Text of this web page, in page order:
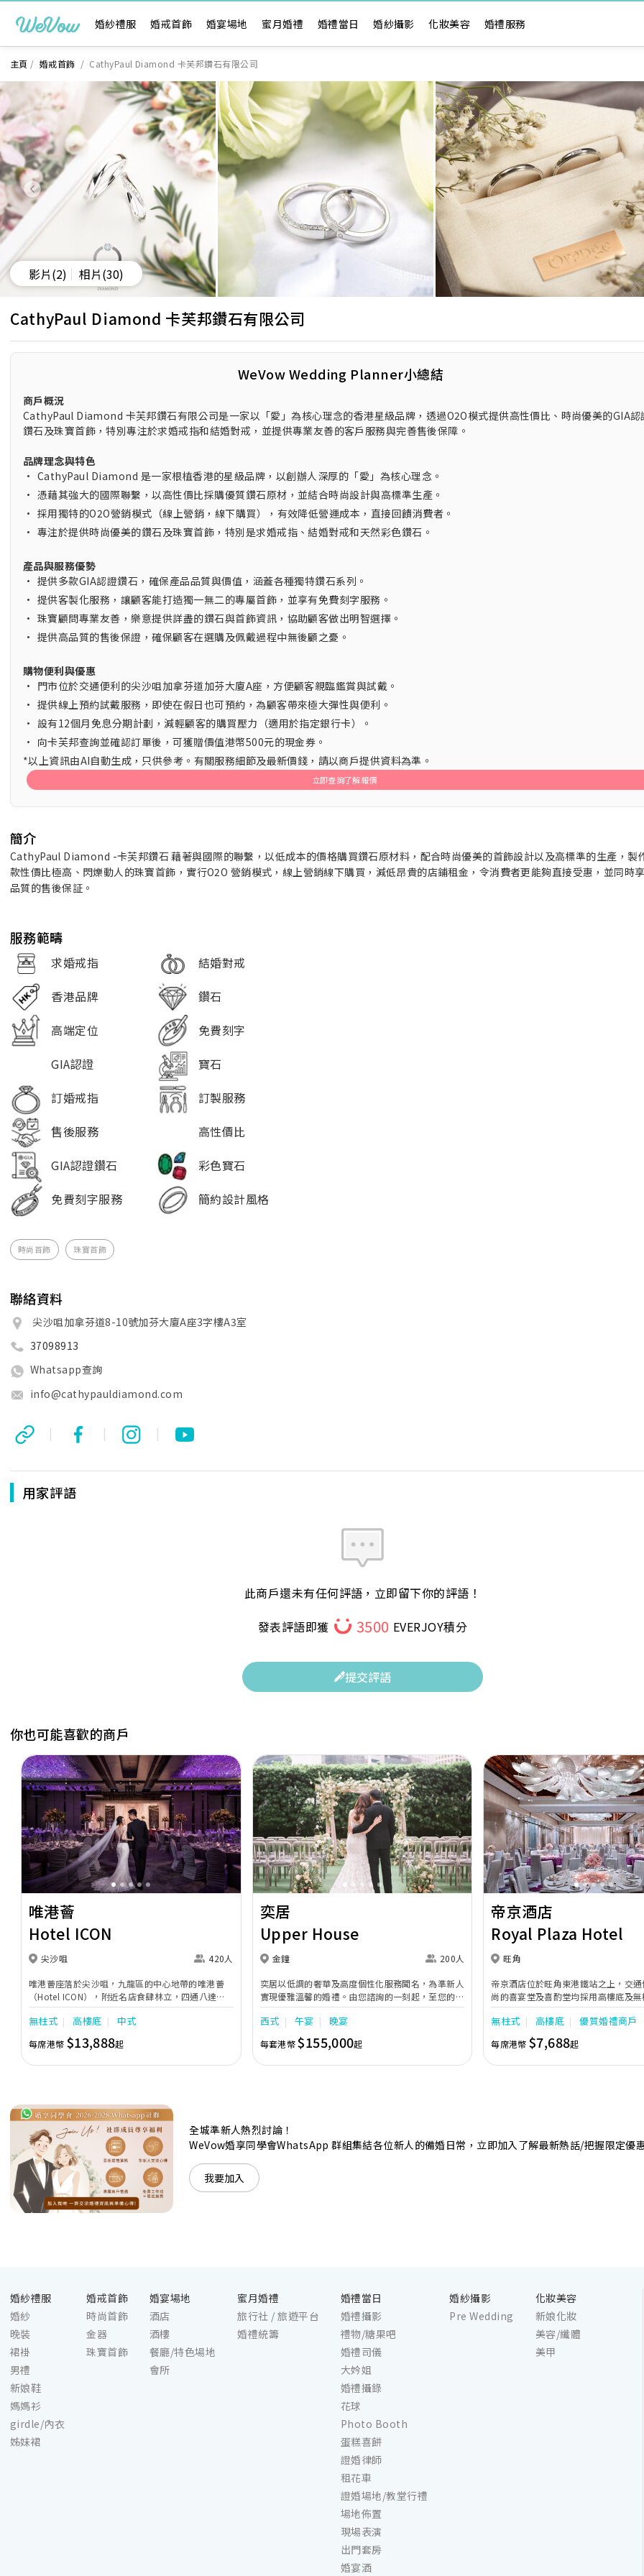
婚紗禮服 婚戒首飾 婚宴場地 蜜月婚禮 婚禮當日 婚紗攝影 化妝美容 婚禮服務
主頁 / 婚戒首飾 / CathyPaul Diamond 卡芙邦鑽石有限公司
影片(2) 相片(30)
CathyPaul Diamond 卡芙邦鑽石有限公司
WeVow Wedding Planner小總結
商戶概況
CathyPaul Diamond 卡芙邦鑽石有限公司是一家以「愛」為核心理念的香港星級品牌，透過O2O模式提供高性價比、時尚優美的GIA認
鑽石及珠寶首飾，特別專注於求婚戒指和結婚對戒，並提供專業友善的客戶服務與完善售後保障。
品牌理念與特色
• CathyPaul Diamond 是一家根植香港的星級品牌，以創辦人深厚的「愛」為核心理念。
• 憑藉其強大的國際聯繫，以高性價比採購優質鑽石原材，並結合時尚設計與高標準生產。
• 採用獨特的O2O營銷模式（線上營銷，線下購買），有效降低營運成本，直接回饋消費者。
• 專注於提供時尚優美的鑽石及珠寶首飾，特別是求婚戒指、結婚對戒和天然彩色鑽石。
產品與服務優勢
• 提供多款GIA認證鑽石，確保產品品質與價值，涵蓋各種獨特鑽石系列。
• 提供客製化服務，讓顧客能打造獨一無二的專屬首飾，並享有免費刻字服務。
• 珠寶顧問專業友善，樂意提供詳盡的鑽石與首飾資訊，協助顧客做出明智選擇。
• 提供高品質的售後保證，確保顧客在選購及佩戴過程中無後顧之憂。
購物便利與優惠
• 門市位於交通便利的尖沙咀加拿芬道加芬大廈A座，方便顧客親臨鑑賞與試戴。
• 提供線上預約試戴服務，即使在假日也可預約，為顧客帶來極大彈性與便利。
• 設有12個月免息分期計劃，減輕顧客的購買壓力（適用於指定銀行卡）。
• 向卡芙邦查詢並確認訂單後，可獲贈價值港幣500元的現金券。
*以上資訊由AI自動生成，只供參考。有關服務細節及最新價錢，請以商戶提供資料為準。
立即查詢了解報價
簡介
CathyPaul Diamond -卡芙邦鑽石 藉著與國際的聯繫，以低成本的價格購買鑽石原材料，配合時尚優美的首飾設計以及高標準的生產，製
款性價比極高、閃爍動人的珠寶首飾，實行O2O 營銷模式，線上營銷線下購買，減低昂貴的店鋪租金，令消費者更能夠直接受惠，並同時
品質的售後保証。
服務範疇
求婚戒指
結婚對戒
香港品牌
鑽石
高端定位
免費刻字
GIA認證
寶石
訂婚戒指
訂製服務
售後服務
高性價比
GIA認證鑽石
彩色寶石
免費刻字服務
簡約設計風格
時尚首飾 珠寶首飾
聯絡資料
尖沙咀加拿芬道8-10號加芬大廈A座3字樓A3室
37098913
Whatsapp查詢
info@cathypauldiamond.com
| | |
用家評語
此商戶還未有任何評語，立即留下你的評語！
發表評語即獲
3500 EVERJOY積分
提交評語
你也可能喜歡的商戶
Previous Next
唯港薈
Hotel ICON
尖沙咀 420人
唯港薈座落於尖沙咀，九龍區的中心地帶的唯港薈
（Hotel ICON），附近名店食肆林立，四通八達，
充分展現繁華鬧巿中的活力個性，成為一眾準新人舉
辦婚宴的熱門之選。專業團隊由策劃統籌至所有婚宴
每個細節，唯港薈都力臻完美，保證讓您留下獨特的
醉人回憶。 擁有時尚高樓頂的Silverbox宴會廳，配
置了全套先進的視聽影音及燈光設備配套，並採用極
力氛圍的自助餐﹔唯港薈（Hotel ICON），多個風
格各異的婚宴場地，都完美切合各準新人的個性及預
算﹔保證為您打造夢寐以求的特別日子，令賓客永誌
難忘！
無柱式 高樓底 中式
每席港幣 $13,888起
Previous Next
奕居
Upper House
金鐘 200人
奕居以低調的奢華及高度個性化服務聞名，為準新人
實現優雅溫馨的婚禮。由您諮詢的一刻起，至您的大
日子，我們的專業團隊會為您攜手實現夢想婚禮。
西式 午宴 晚宴
每套港幣$155,000起
Previous
帝京酒店
Royal Plaza Hotel
旺角
帝京酒店位於旺角東港鐵站之上，交
尚的喜宴堂及喜酌堂均採用高樓底及無
境寬敞，且備有LED幕牆、燈光及影音
最多可筵開40席，更配有水晶吊燈，適
婚禮。另外，空中花園深心薈是毛孩友
飽覽獅子山景致，適合舉行戶外婚禮或
店專業的宴會團隊提供貼心服務，讓
無柱式 高樓底 優質婚禮商戶
每席港幣$7,688起
全城準新人熱烈討論！
WeVow婚享同學會WhatsApp 群組集結各位新人的備婚日常，立即加入了解最新熱話/把握限定優惠
我要加入
婚紗禮服
婚紗
晚裝
裙褂
男禮
新娘鞋
媽媽衫
girdle/內衣
姊妹裙
婚戒首飾
時尚首飾
金器
珠寶首飾
婚宴場地
酒店
酒樓
餐廳/特色場地
會所
蜜月婚禮
旅行社 / 旅遊平台
婚禮統籌
婚禮當日
婚禮攝影
禮物/糖果吧
婚禮司儀
大妗姐
婚禮攝錄
花球
Photo Booth
蛋糕喜餅
證婚律師
租花車
證婚場地/教堂行禮
場地佈置
現場表演
出門套房
婚宴酒
婚紗攝影
Pre Wedding
化妝美容
新娘化妝
美容/纖體
美甲